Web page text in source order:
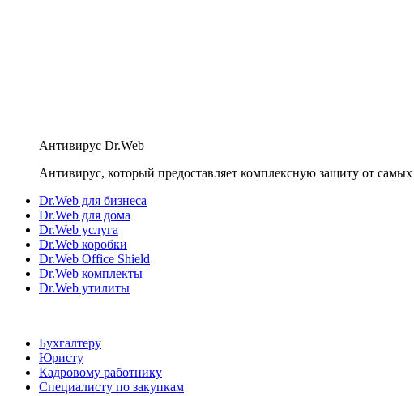
Антивирус Dr.Web
Антивирус, который предоставляет комплексную защиту от
Dr.Web для бизнеса
Dr.Web для дома
Dr.Web услуга
Dr.Web коробки
Dr.Web Office Shield
Dr.Web комплекты
Dr.Web утилиты
Бухгалтеру
Юристу
Кадровому работнику
Специалисту по закупкам